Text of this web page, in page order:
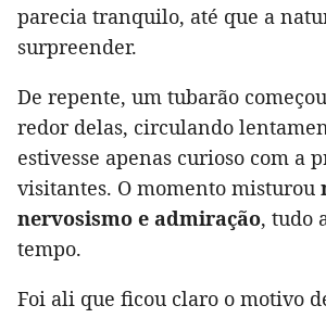
parecia tranquilo, até que a
surpreender.
De repente, um tubarão
redor delas, circulando
estivesse apenas curioso com a
visitantes. O momento misturou
nervosismo e admiração, tudo
tempo.
Foi ali que ficou claro o motivo